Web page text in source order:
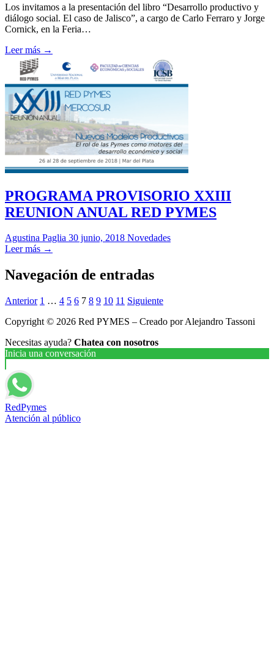
Los invitamos a la presentación del libro “Desarrollo productivo y
diálogo social. El caso de Jalisco”, a cargo de Carlo Ferraro y Jorge
Cornick, en la Feria…
Leer más →
PROGRAMA PROVISORIO XXIII
REUNION ANUAL RED PYMES
Agustina Paglia 30 junio, 2018 Novedades
Leer más →
Navegación de entradas
Anterior 1 … 4 5 6 7 8 9 10 11 Siguiente
Copyright © 2026 Red PYMES – Creado por Alejandro Tassoni
Necesitas ayuda? Chatea con nosotros
Inicia una conversación
RedPymes
Atención al público